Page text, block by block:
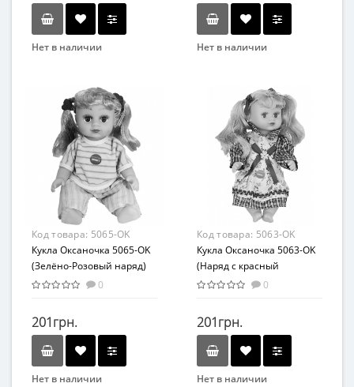
Нет в наличии
Развивающая игрушка
Возраст
от 3 лет
Материал
Пластик
Нет в наличии
от 3 лет
Материал
Комбинированный
Код товара: 5065-OK
Кукла Оксаночка 5065-OK
(Зелёно-Розовый наряд)
0
201грн.
Нет в наличии
Код товара: 5063-OK
Кукла Оксаночка 5063-OK
(Наряд с красный
бантиком)
0
201грн.
Нет в наличии